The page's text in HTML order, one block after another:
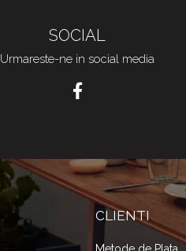
SOCIAL
Urmareste-ne in social media
CLIENTI